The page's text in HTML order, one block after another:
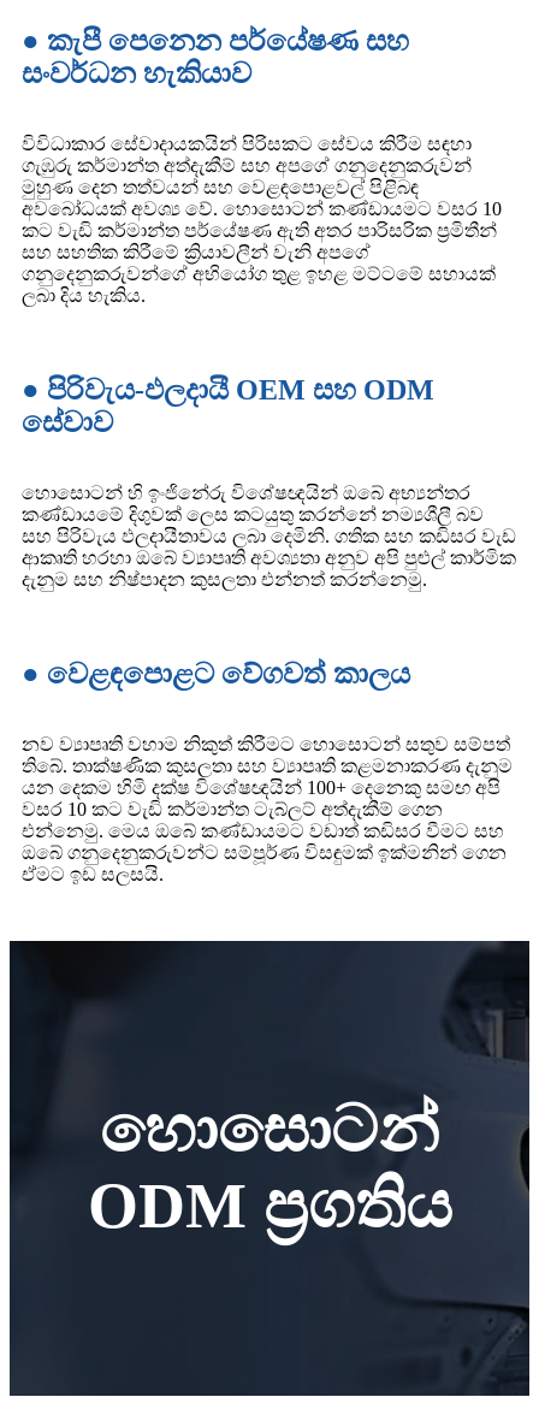
● කැපී පෙනෙන පර්යේෂණ සහ
සංවර්ධන හැකියාව
විවිධාකාර සේවාදායකයින් පිරිසකට සේවය කිරීම සඳහා
ගැඹුරු කර්මාන්ත අත්දැකීම් සහ අපගේ ගනුදෙනුකරුවන්
මුහුණ දෙන තත්වයන් සහ වෙළඳපොළවල් පිළිබඳ
අවබෝධයක් අවශ්‍ය වේ. හොසොටන් කණ්ඩායමට වසර 10
කට වැඩි කර්මාන්ත පර්යේෂණ ඇති අතර පාරිසරික ප්‍රමිතීන්
සහ සහතික කිරීමේ ක්‍රියාවලීන් වැනි අපගේ
ගනුදෙනුකරුවන්ගේ අභියෝග තුළ ඉහළ මට්ටමේ සහායක්
ලබා දිය හැකිය.
● පිරිවැය-ඵලදායී OEM සහ ODM
සේවාව
හොසොටන් හි ඉංජිනේරු විශේෂඥයින් ඔබේ අභ්‍යන්තර
කණ්ඩායමේ දිගුවක් ලෙස කටයුතු කරන්නේ නම්‍යශීලී බව
සහ පිරිවැය ඵලදායීතාවය ලබා දෙමිනි. ගතික සහ කඩිසර වැඩ
ආකෘති හරහා ඔබේ ව්‍යාපෘති අවශ්‍යතා අනුව අපි පුළුල් කාර්මික
දැනුම සහ නිෂ්පාදන කුසලතා එන්නත් කරන්නෙමු.
● වෙළඳපොළට වේගවත් කාලය
නව ව්‍යාපෘති වහාම නිකුත් කිරීමට හොසොටන් සතුව සම්පත්
තිබේ. තාක්ෂණික කුසලතා සහ ව්‍යාපෘති කළමනාකරණ දැනුම
යන දෙකම හිමි දක්ෂ විශේෂඥයින් 100+ දෙනෙකු සමඟ අපි
වසර 10 කට වැඩි කර්මාන්ත ටැබ්ලට් අත්දැකීම් ගෙන
එන්නෙමු. මෙය ඔබේ කණ්ඩායමට වඩාත් කඩිසර වීමට සහ
ඔබේ ගනුදෙනුකරුවන්ට සම්පූර්ණ විසඳුමක් ඉක්මනින් ගෙන
ඒමට ඉඩ සලසයි.
හොසොටන්
ODM ප්‍රගතිය